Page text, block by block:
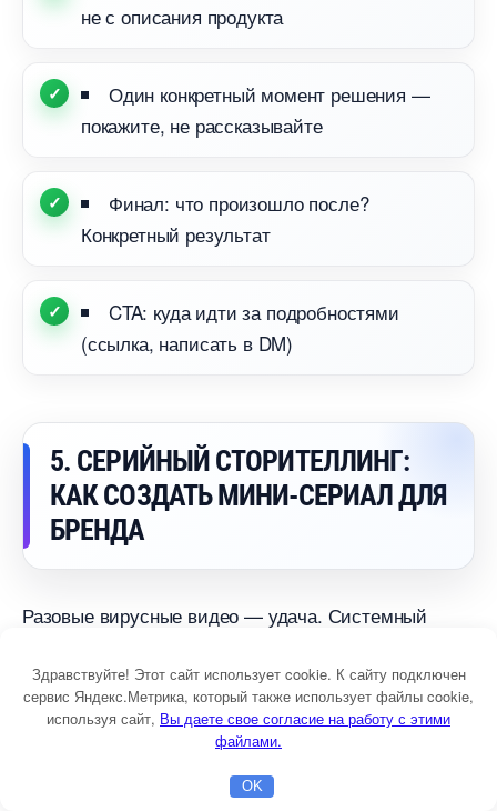
не с описания продукта
Один конкретный момент решения —
покажите, не рассказывайте
Финал: что произошло после?
Конкретный результат
CTA: куда идти за подробностями
(ссылка, написать в DM)
5. СЕРИЙНЫЙ СТОРИТЕЛЛИНГ:
КАК СОЗДАТЬ МИНИ-СЕРИАЛ ДЛЯ
БРЕНДА
Разовые вирусные видео — удача. Системный
контента. Сериал удерживает аудиторию и создаёт
привычку возвращаться к вашему контенту
Здравствуйте! Этот сайт использует cookie. К сайту подключен
сервис Яндекс.Метрика, который также использует файлы cookie,
используя сайт, ы даете свое согласие на работу с этими
файлами.
OK